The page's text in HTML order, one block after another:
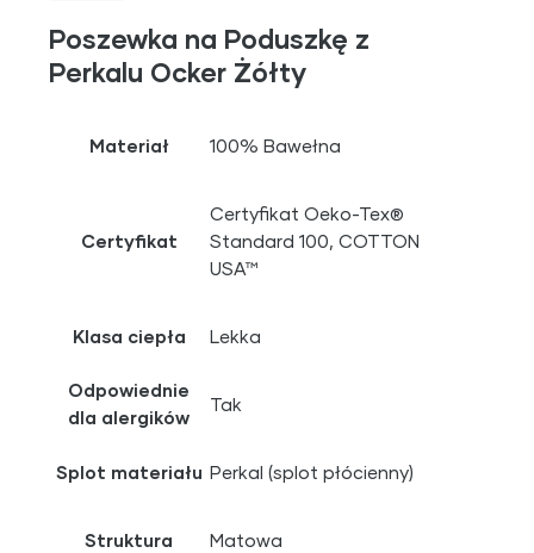
Poszewka na Poduszkę z
Perkalu Ocker Żółty
Materiał 100% Bawełna
Certyfikat
Certyfikat Oeko-Tex®
Standard 100, COTTON
USA™
Klasa ciepła Lekka
Odpowiednie
dla alergików
Tak
Splot materiału Perkal (splot płócienny)
Struktura Matowa